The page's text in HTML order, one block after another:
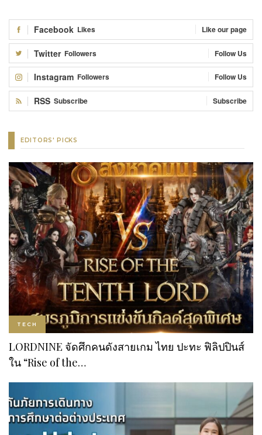
Facebook Likes Like our page
Twitter Followers Follow Us
Instagram Followers Follow Us
RSS Subscribe Subscribe
EDITORS' PICKS
TECH
LORDNINE จัดศึกคนดังสายเกม ไทย ปะทะ ฟิลิปปินส์
ใน “Rise of the…